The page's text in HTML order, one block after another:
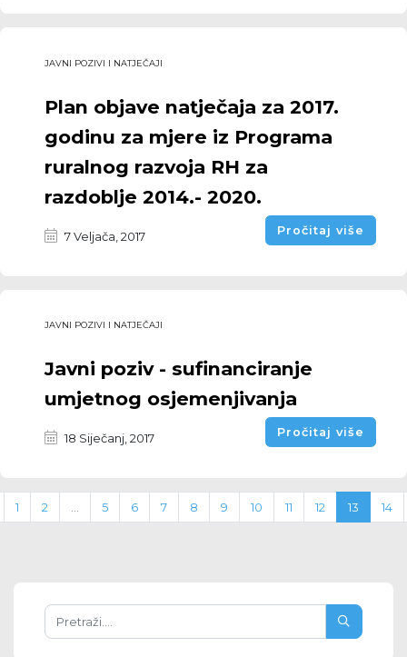
JAVNI POZIVI I NATJEČAJI
Plan objave natječaja za 2017.
godinu za mjere iz Programa
ruralnog razvoja RH za
razdoblje 2014.- 2020.
7 Veljača, 2017 Pročitaj više
JAVNI POZIVI I NATJEČAJI
Javni poziv - sufinanciranje
umjetnog osjemenjivanja
18 Siječanj, 2017 Pročitaj više
1 2 5 6 7 8 9 10 11 12 13 14